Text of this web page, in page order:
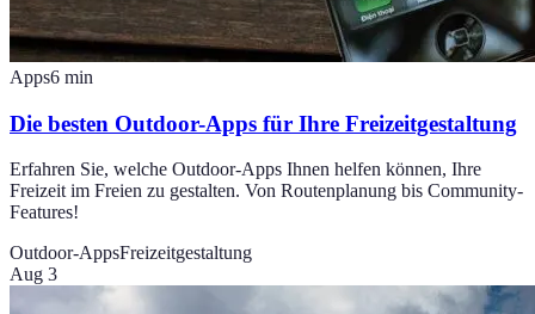
Apps6 min
Die besten Outdoor-Apps für Ihre Freizeitgestaltung
Erfahren Sie, welche Outdoor-Apps Ihnen helfen können, Ihre
Freizeit im Freien zu gestalten. Von Routenplanung bis Community-
Features!
Outdoor-AppsFreizeitgestaltung
Aug 3